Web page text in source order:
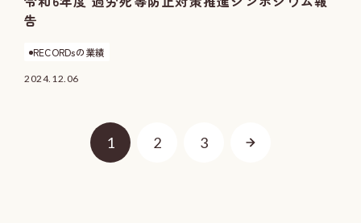
告
RECORDsの業績
2024.12.06
1 2 3